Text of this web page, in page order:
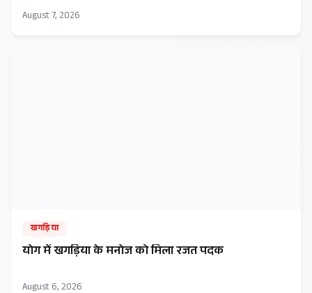
August 7, 2026
खगड़िया
​योग में खगड़िया के मनोज को मिला रजत पदक
August 6, 2026